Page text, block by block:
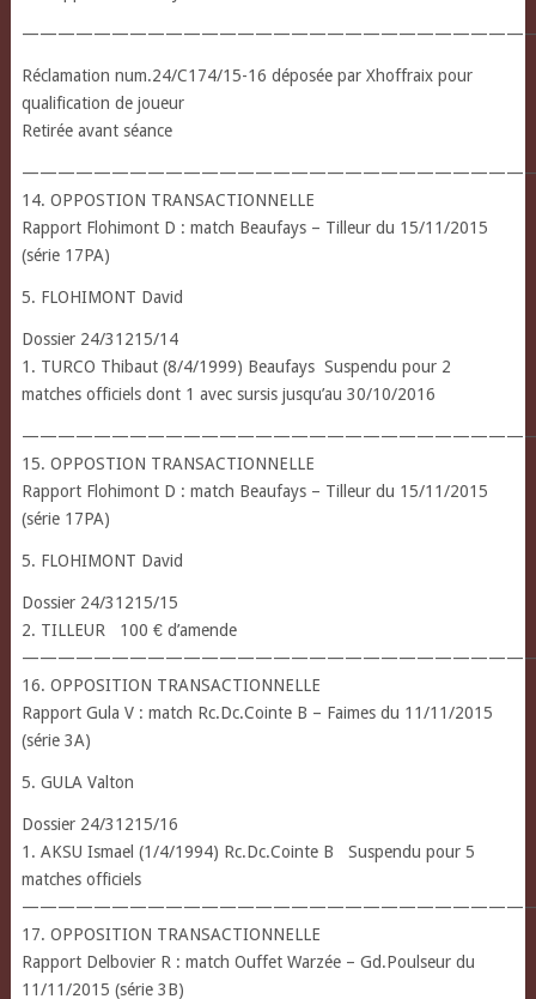
Réclamation num.24/C174/15-16 déposée par Xhoffraix pour
qualification de joueur
Retirée avant séance
14. OPPOSTION TRANSACTIONNELLE
Rapport Flohimont D : match Beaufays – Tilleur du 15/11/2015
(série 17PA)
5. FLOHIMONT David
Dossier 24/31215/14
1. TURCO Thibaut (8/4/1999) Beaufays Suspendu pour 2
matches officiels dont 1 avec sursis jusqu’au 30/10/2016
15. OPPOSTION TRANSACTIONNELLE
Rapport Flohimont D : match Beaufays – Tilleur du 15/11/2015
(série 17PA)
5. FLOHIMONT David
Dossier 24/31215/15
2. TILLEUR 100 € d’amende
16. OPPOSITION TRANSACTIONNELLE
Rapport Gula V : match Rc.Dc.Cointe B – Faimes du 11/11/2015
(série 3A)
5. GULA Valton
Dossier 24/31215/16
1. AKSU Ismael (1/4/1994) Rc.Dc.Cointe B Suspendu pour 5
matches officiels
17. OPPOSITION TRANSACTIONNELLE
Rapport Delbovier R : match Ouffet Warzée – Gd.Poulseur du
11/11/2015 (série 3B)